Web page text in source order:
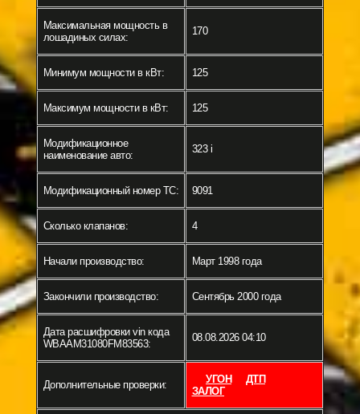
Максимальная мощность в
лошадиных силах:
170
Минимум мощности в кВт: 125
Максимум мощности в кВт: 125
Модификационное
наименование авто:
323 i
Модификационный номер ТС: 9091
Сколько клапанов: 4
Начали производство: Март 1998 года
Закончили производство: Сентябрь 2000 года
Дата расшифровки vin кода
WBAAM31080FM83563:
08.08.2026 04:10
Дополнительные проверки: УГОН
ДТП
ЗАЛОГ